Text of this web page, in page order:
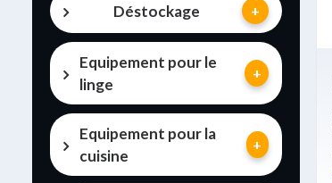
Déstockage
Equipement pour le
linge
Equipement pour la
cuisine